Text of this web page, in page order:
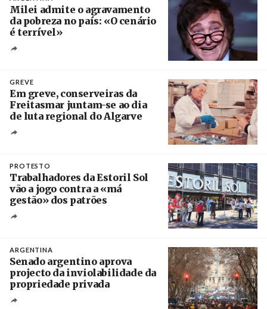
Milei admite o agravamento
da pobreza no país: «O cenário
é terrível»
GREVE
Em greve, conserveiras da
Freitasmar juntam-se ao dia
de luta regional do Algarve
PROTESTO
Trabalhadores da Estoril Sol
vão a jogo contra a «má
gestão» dos patrões
ARGENTINA
Senado argentino aprova
projecto da inviolabilidade da
propriedade privada